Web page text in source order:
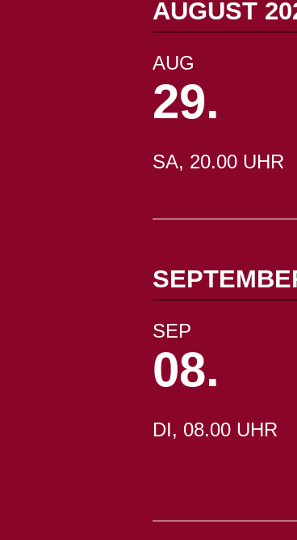
AUGUST
AUG
29.
SA, 20.00 UHR
SEP
08.
DI, 08.00 UHR